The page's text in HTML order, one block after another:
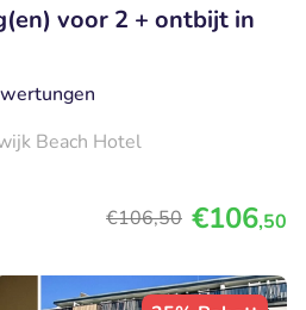
voor 2 + ontbijt in
Beach Hotel
€106,50 €106,50